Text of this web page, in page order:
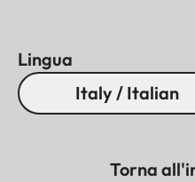
Lingua
Italy / Italian
Torna